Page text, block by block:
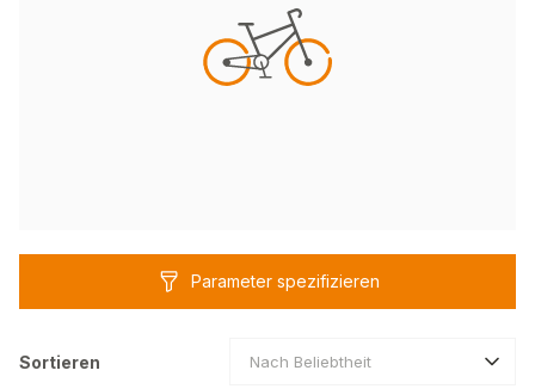
Parameter spezifizieren
Sortieren Nach Beliebtheit